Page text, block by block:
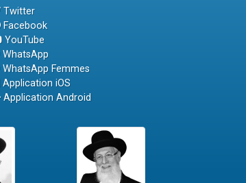
Twitter
Facebook
YouTube
WhatsApp
WhatsApp Femmes
Application iOS
Application Android